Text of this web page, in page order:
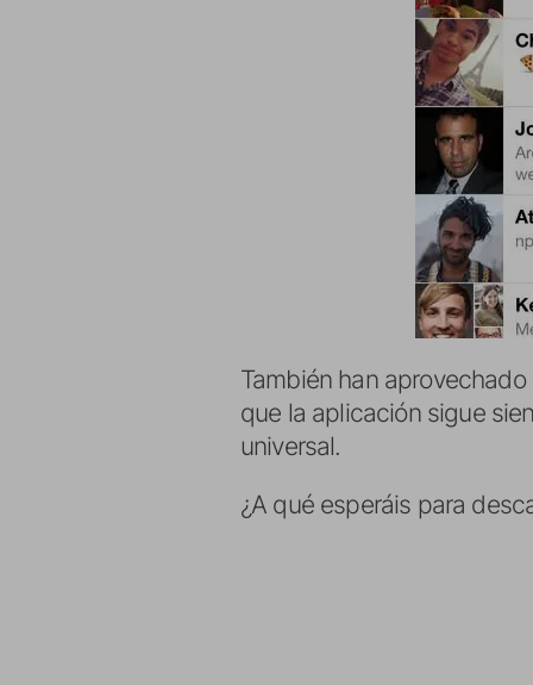
También han
que la aplicación sigue
universal.
¿A qué esperáis para